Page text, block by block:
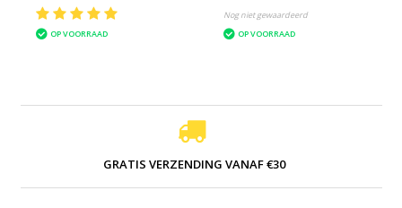
trekkingtent - 1
persoons tent
OP VOORRAAD
microfibre soft
Nog niet gewaardeerd
OP VOORRAAD
GRATIS VERZENDING VANAF €30